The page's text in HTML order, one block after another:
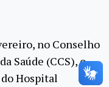
no Conselho
Saúde (CCS), o
Hospital